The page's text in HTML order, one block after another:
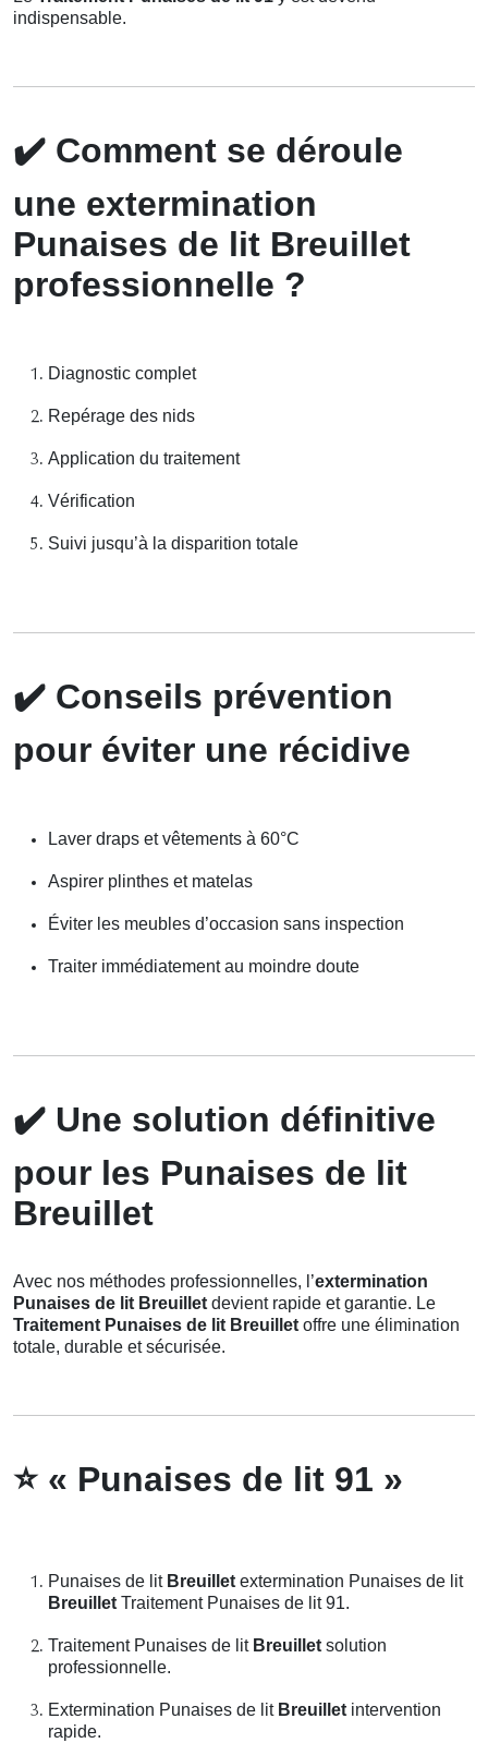
indispensable.
✔️ Comment se déroule
une extermination
Punaises de lit Breuillet
professionnelle ?
Diagnostic complet
Repérage des nids
Application du traitement
Vérification
Suivi jusqu’à la disparition totale
✔️ Conseils prévention
pour éviter une récidive
Laver draps et vêtements à 60°C
Aspirer plinthes et matelas
Éviter les meubles d’occasion sans inspection
Traiter immédiatement au moindre doute
✔️ Une solution définitive
pour les Punaises de lit
Breuillet
Avec nos méthodes professionnelles, l’extermination
Punaises de lit Breuillet devient rapide et garantie. Le
Traitement Punaises de lit Breuillet offre une élimination
totale, durable et sécurisée.
⭐« Punaises de lit 91 »
Punaises de lit Breuillet extermination Punaises de lit
Breuillet Traitement Punaises de lit 91.
Traitement Punaises de lit Breuillet solution
professionnelle.
Extermination Punaises de lit Breuillet intervention
rapide.